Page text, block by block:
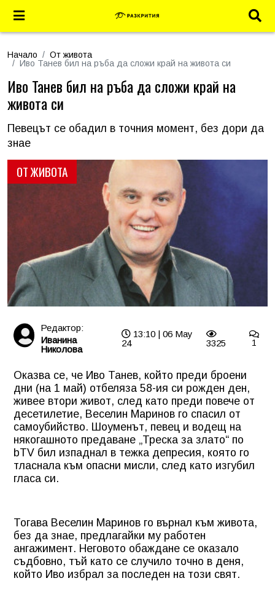
Начало
От живота
Иво Танев бил на ръба да сложи край на живота си
ОТ ЖИВОТА
Иво Танев бил на ръба да сложи край на
живота си
Певецът се обадил в точния момент, без дори да
знае
Редактор:
Иванина
Николова
13:10 | 06 May
24
3325 1
Оказва се, че Иво Танев, който преди броени
дни (на 1 май) отбеляза 58-ия си рожден ден,
живее втори живот, след като преди повече от
десетилетие, Веселин Маринов го спасил от
самоубийство. Шоуменът, певец и водещ на
някогашното предаване „Треска за злато“ по
bTV бил изпаднал в тежка депресия, която го
тласнала към опасни мисли, след като изгубил
гласа си.
Тогава Веселин Маринов го върнал към живота,
без да знае, предлагайки му работен
ангажимент. Неговото обаждане се оказало
съдбовно, тъй като се случило точно в деня,
който Иво избрал за последен на този свят.